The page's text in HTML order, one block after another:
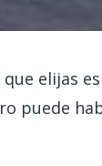
elijas
puede